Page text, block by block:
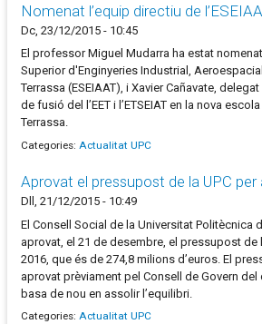
Nomenat l’equip directiu de
Dc, 23/12/2015 - 10:45
El professor Miguel Mudarra ha estat
Superior d'Enginyeries Industrial,
Terrassa (ESEIAAT), i Xavier Cañavate,
de fusió del l’EET i l’ETSEIAT en la nova
Terrassa.
Categories: Actualitat UPC
Aprovat el pressupost de la UPC per
Dll, 21/12/2015 - 10:49
El Consell Social de la Universitat Politècnica
aprovat, el 21 de desembre, el pressupost de
2016, que és de 274,8 milions d’euros. El
aprovat prèviament pel Consell de Govern
basa de nou en assolir l’equilibri.
Categories: Actualitat UPC